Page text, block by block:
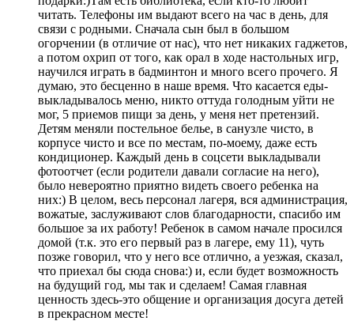
читать. Телефоны им выдают всего на час в день, для
связи с родными. Сначала сын был в большом
огорчении (в отличие от нас), что нет никаких гаджетов,
а потом охрип от того, как орал в ходе настольных игр,
научился играть в бадминтон и много всего прочего. Я
думаю, это бесценно в наше время. Что касается еды-
выкладывалось меню, никто оттуда голодным уйти не
мог, 5 приемов пищи за день, у меня нет претензий.
Детям меняли постельное белье, в санузле чисто, в
корпусе чисто и все по местам, по-моему, даже есть
кондиционер. Каждый день в соцсети выкладывали
фотоотчет (если родители давали согласие на него),
было невероятно приятно видеть своего ребенка на
них:) В целом, весь персонал лагеря, вся администрация,
вожатые, заслуживают слов благодарности, спасибо им
большое за их работу! Ребенок в самом начале просился
домой (т.к. это его первый раз в лагере, ему 11), чуть
позже говорил, что у него все отлично, а уезжая, сказал,
что приехал бы сюда снова:) и, если будет возможность
на будущий год, мы так и сделаем! Самая главная
ценность здесь-это общение и организация досуга детей
в прекрасном месте!